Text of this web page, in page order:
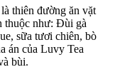
thiên đường ăn vặt
thuộc như: Đùi gà
sữa tươi chiên, bò
án của Luvy Tea
bùi.